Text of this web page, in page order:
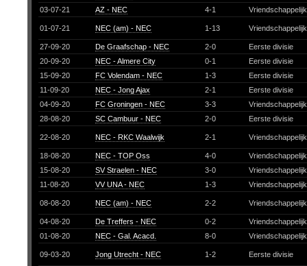
03-07-21
AZ - NEC 4-1
01-07-21 NEC (am) - NEC 1-13
27-09-20 De Graafschap - NEC 2-0
Eerste divisie
20-09-20
NEC - Almere City 0-1
Eerste divisie
15-09-20
FC Volendam - NEC 1-3
Eerste divisie
11-09-20
NEC - Jong Ajax 2-1
Eerste divisie
04-09-20
FC Groningen - NEC 3-3
28-08-20
SC Cambuur - NEC 2-0 Eerste divisie
22-08-20 NEC - RKC Waalwijk 2-1
18-08-20 NEC - TOP Oss 4-0
15-08-20
SV Straelen - NEC 3-0
11-08-20
VV UNA - NEC 1-3
08-08-20 NEC (am) - NEC 2-2
04-08-20 De Treffers - NEC 0-2
01-08-20
NEC - Gal. Acacd. 8-0
09-03-20 Jong Utrecht - NEC 1-2 Eerste divisie